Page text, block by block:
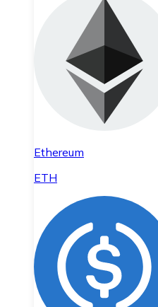
Ethereum
ETH